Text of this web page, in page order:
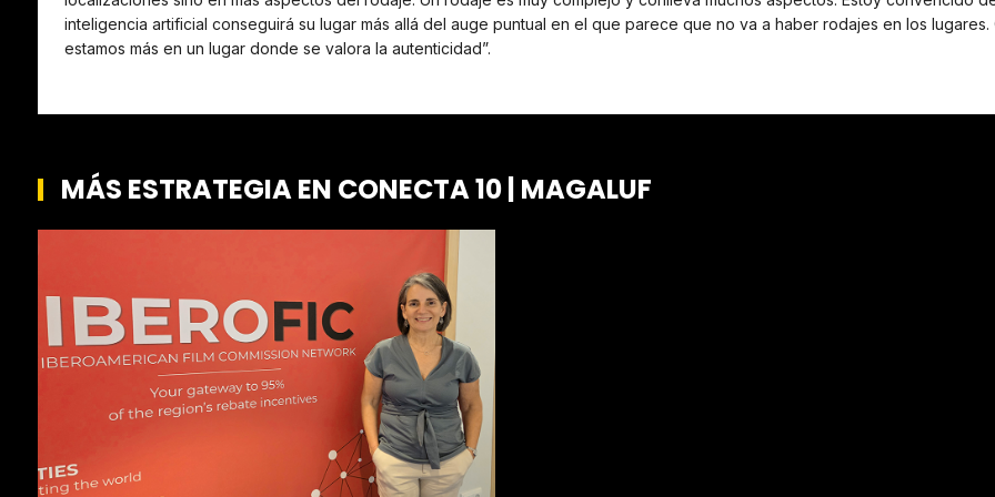
inteligencia artificial conseguirá su lugar más allá del auge puntual en el que parece que no va a haber rodajes en los lugares.
estamos más en un lugar donde se valora la autenticidad”.
MÁS ESTRATEGIA EN CONECTA 10 | MAGALUF